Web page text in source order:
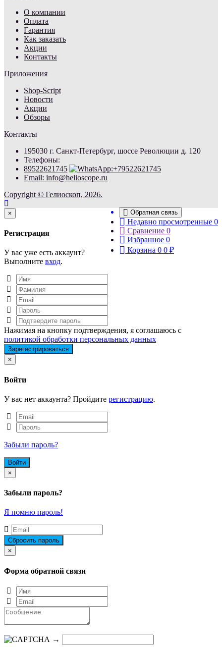
О компании
Оплата
Гарантия
Как заказать
Акции
Контакты
Приложения
Shop-Script
Новости
Акции
Обзоры
Контакты
195030 г. Санкт-Петербург, шоссе Революции д. 120
Телефоны:
89522621745
Email: info@helioscope.ru
Copyright © Гелиоскоп, 2026.
Обратная связь
Недавно просмотренные 0
Сравнение 0
Избранное 0
Корзина 0 0 ₽
×
Регистрация
У вас уже есть аккаунт?
Выполните вход.
Нажимая на кнопку подтверждения, я соглашаюсь с
политикой обработки персональных данных
×
Войти
У вас нет аккаунта? Пройдите регистрацию.
Забыли пароль?
×
Забыли пароль?
Я помню пароль!
×
Форма обратной связи
→